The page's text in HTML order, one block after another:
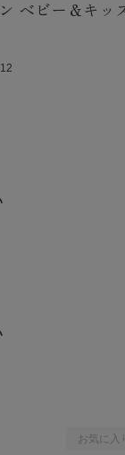
ベビー＆キッ
お気に入